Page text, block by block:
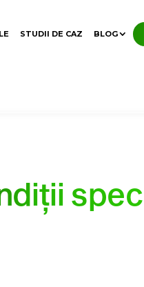
STUDII DE CAZ BLOG